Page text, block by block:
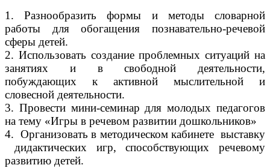
1. Разнообразить формы и методы словарной
работы для обогащения познавательно-речевой
сферы детей.
2. Использовать создание проблемных ситуаций на
занятиях и в свободной деятельности,
побуждающих к активной мыслительной и
словесной деятельности.
3. Провести мини-семинар для молодых педагогов
на тему «Игры в речевом развитии дошкольников»
4. Организовать в методическом кабинете выставку
дидактических игр, способствующих речевому
развитию детей.